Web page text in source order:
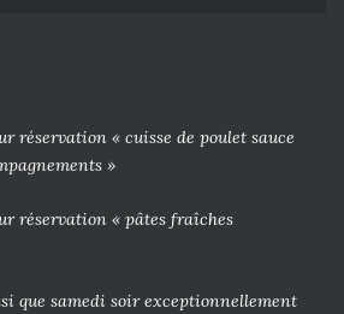
réservation « cuisse de poulet sauce
»
réservation « pâtes fraîches
que samedi soir exceptionnellement